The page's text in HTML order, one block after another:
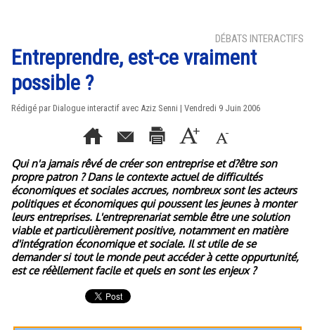
DÉBATS INTERACTIFS
Entreprendre, est-ce vraiment
possible ?
Rédigé par Dialogue interactif avec Aziz Senni | Vendredi 9 Juin 2006
Qui n'a jamais rêvé de créer son entreprise et d?être son
propre patron ? Dans le contexte actuel de difficultés
économiques et sociales accrues, nombreux sont les acteurs
politiques et économiques qui poussent les jeunes à monter
leurs entreprises. L'entreprenariat semble être une solution
viable et particulièrement positive, notamment en matière
d'intégration économique et sociale. Il st utile de se
demander si tout le monde peut accéder à cette oppurtunité,
est ce réèllement facile et quels en sont les enjeux ?